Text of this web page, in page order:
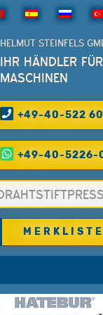
HELMUT STEINFELS
IHR HÄNDLER
MASCHINEN
+49-40-522 60
+49-40-5226-
MERKLISTE